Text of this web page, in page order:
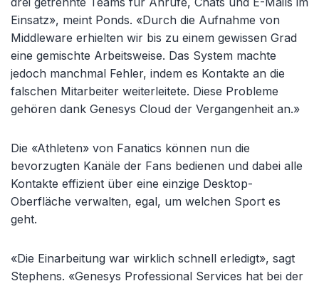
Einsatz», meint Ponds. «Durch die Aufnahme von
Middleware erhielten wir bis zu einem gewissen Grad
eine gemischte Arbeitsweise. Das System machte
jedoch manchmal Fehler, indem es Kontakte an die
falschen Mitarbeiter weiterleitete. Diese Probleme
gehören dank Genesys Cloud der Vergangenheit an.»
Die «Athleten» von Fanatics können nun die
bevorzugten Kanäle der Fans bedienen und dabei alle
Kontakte effizient über eine einzige Desktop-
Oberfläche verwalten, egal, um welchen Sport es
geht.
«Die Einarbeitung war wirklich schnell erledigt», sagt
Stephens. «Genesys Professional Services hat bei der